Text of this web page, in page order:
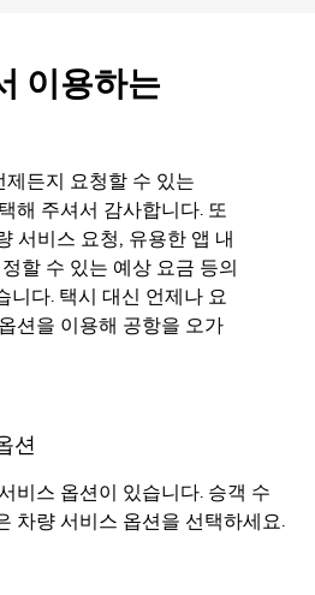
이용하는
든지 요청할 수 있는
해 주셔서 감사합니다. 또
서비스 요청, 유용한 앱 내
할 수 있는 예상 요금 등의
니다. 택시 대신 언제나 요
션을 이용해 공항을 오가
션
비스 옵션이 있습니다. 승객 수
차량 서비스 옵션을 선택하세요.